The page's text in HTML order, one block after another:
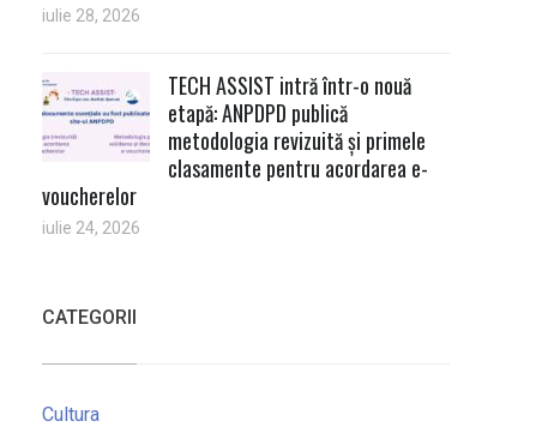
iulie 28, 2026
TECH ASSIST intră într-o nouă
etapă: ANPDPD publică
metodologia revizuită și primele
clasamente pentru acordarea e-
voucherelor
iulie 24, 2026
CATEGORII
Cultura